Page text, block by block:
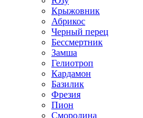
Крыжовник
Абрикос
Черный перец
Бессмертник
Замша
Гелиотроп
Кардамон
Базилик
Фрезия
Пион
Смородина